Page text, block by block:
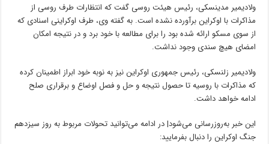
ولادیمیر مدینسکی، رئیس هیئت روسی گفت که انتظارات طرف روسی از
مذاکرات با اوکراین برآورده نشده است. به گفته وی، طرف اوکراینی اسنادی که
از سوی مسکو ارائه شده بود را برای مطالعه با خود برد و در نتیجه امکان
امضای هیچ سندی وجود نداشت.
ولادیمیر زلنسکی، رئیس جمهوری اوکراین نیز به نوبه خود ابراز اطمینان کرده
که مذاکرات با روسیه تا حصول نتیجه و حل و فصل اوضاع و برقراری صلح
ادامه خواهد داشت.
این خبر به‌روزرسانی می‌شود|در ادامه می‌توانید تحولات مربوط به روز سیزدهم
جنگ اوکراین را دنبال بفرمایید: